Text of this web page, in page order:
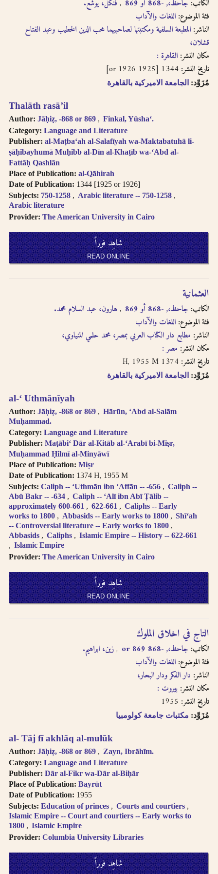
transliteration, i.e.
philosophie,
last letter of a word
are not included, i.e.
search for al-Kabir
not al-Kabiru.
Feminine
possessive suffix
appears as -
iyah and not as -
iyyah, i.e. search for
Hanafiyah.
Tanwīn al-Fatḥ is
transliteration as -
an, i.e. search for
khassatan.
written as -h for
(compound nouns).
بالفتحتين
Thalāth rasāʼil
Author: Jāḥiẓ, -868 or 869
Finkal, Yūshaʻ.
Category: Language and Literature
Publisher: al-Maṭbaʻah al-Salafīyah wa-Maktabatuhā li-
ṣāḥibayhumā Muḥibb al-Dīn al-Khaṭīb wa-ʻAbd al-
Fattāḥ Qashlān
Place of Publication: al-Qāhirah
Date of Publication: 1344 [1925 or 1926]
Subjects: 750-1258
Arabic literature -- 750-1258
Arabic literature
Provider: The American University in Cairo
شاهِد فوراً
READ ONLINE
الكاتب: جاحظ،, -868 أو 869
فنكل، يوشع.
فئة الموضوع: اللغات والآداب
الناشر: المطبعة السلفية ومكتبتها لصاحبيهما محب الدين الخطيب وعبد الفتاح
قشلان،
مكان النشر: القاهرة :
تاريخ النشر:
مُزَوِّد: الجامعة الاميركية بالقاهرة
al-ʻ Uthmānīyah
Author: Jāḥiẓ, -868 or 869
Hārūn, ʻAbd al-Salām
Muḥammad.
Category: Language and Literature
Publisher: Maṭābiʻ Dār al-Kitāb al-ʻArabī bi-Miṣr,
Muḥammad Ḥilmī al-Minyāwī
Place of Publication: Miṣr
Date of Publication: 1374 H, 1955 M
Subjects: Caliph -- ʻUthmān ibn ʻAffān -- -656
Caliph --
Abū Bakr -- -634
Caliph -- ʻAlī ibn Abī Ṭālib --
approximately 600-661
622-661
Caliphs -- Early
works to 1800
Abbasids -- Early works to 1800
Shīʻah
-- Controversial literature -- Early works to 1800
Abbasids
Caliphs
Islamic Empire -- History -- 622-661
Islamic Empire
Provider: The American University in Cairo
شاهِد فوراً
READ ONLINE
العثمانية
الكاتب: جاحظ،, -868 أو 869
هارون، عبد السلام محمد.
فئة الموضوع: اللغات والآداب
الناشر: مطابع دار الكتاب العربي بمصر، محمد حلمي المنياوي،
مكان النشر: مصر :
تاريخ النشر:
مُزَوِّد: الجامعة الاميركية بالقاهرة
al- Tāj fī akhlāq al-mulūk
Author: Jāḥiẓ, -868 or 869
Zayn, Ibrāhīm.
Category: Language and Literature
Publisher: Dār al-Fikr wa-Dār al-Biḥār
Place of Publication: Bayrūt
Date of Publication: 1955
Subjects: Education of princes
Courts and courtiers
Islamic Empire -- Court and courtiers -- Early works to
1800
Islamic Empire
Provider: Columbia University Libraries
شاهِد فوراً
التاج في اخلاق الملوك
الكاتب: جاحظ،, -868 or 869
زين، ابراهيم.
فئة الموضوع: اللغات والآداب
الناشر: دار الفكر ودار البحار،
مكان النشر: بيروت :
تاريخ النشر:
مُزَوِّد: مكتبات جامعة كولومبيا